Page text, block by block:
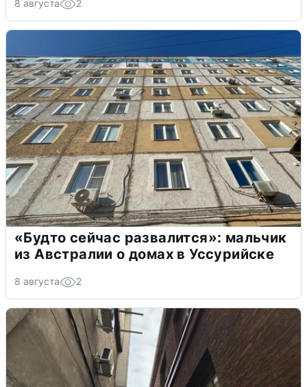
8 августа 2
«Будто сейчас развалится»: мальчик
из Австралии о домах в Уссурийске
8 августа 2